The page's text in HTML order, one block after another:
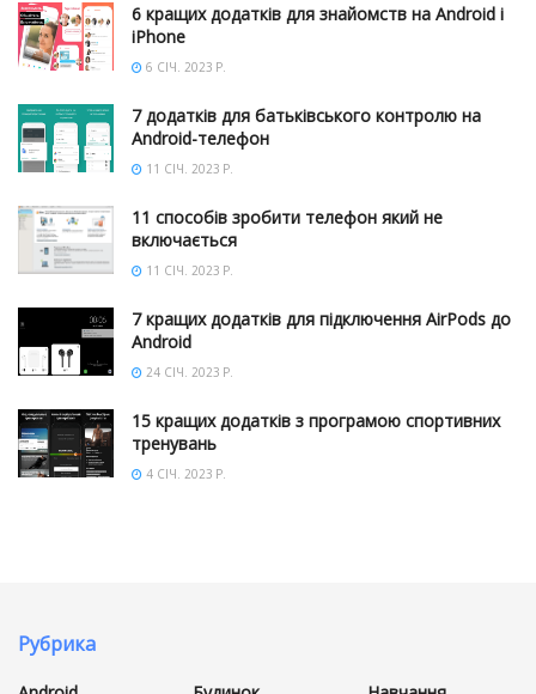
6 кращих додатків для знайомств на Android і
iPhone
6 СІЧ. 2023 Р.
7 додатків для батьківського контролю на
Android-телефон
11 СІЧ. 2023 Р.
11 способів зробити телефон який не
включається
11 СІЧ. 2023 Р.
7 кращих додатків для підключення AirPods до
Android
24 СІЧ. 2023 Р.
15 кращих додатків з програмою спортивних
тренувань
4 СІЧ. 2023 Р.
Рубрика